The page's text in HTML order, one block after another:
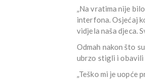
„Na vratima nije
interfona. Osjećaj
vidjela naša djeca.
Odmah nakon što
ubrzo stigli i obavili
„Teško mi je